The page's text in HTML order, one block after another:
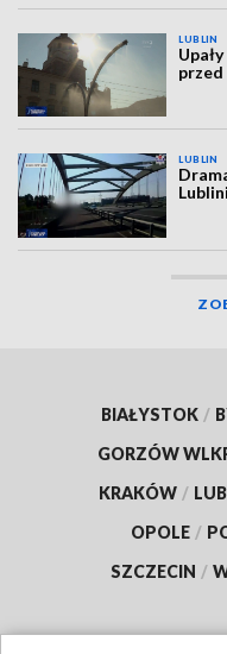
LUBLIN
przed
LUBLIN
BIAŁYSTOK /
GORZÓW
KRAKÓW /
OPOLE /
SZCZECIN /